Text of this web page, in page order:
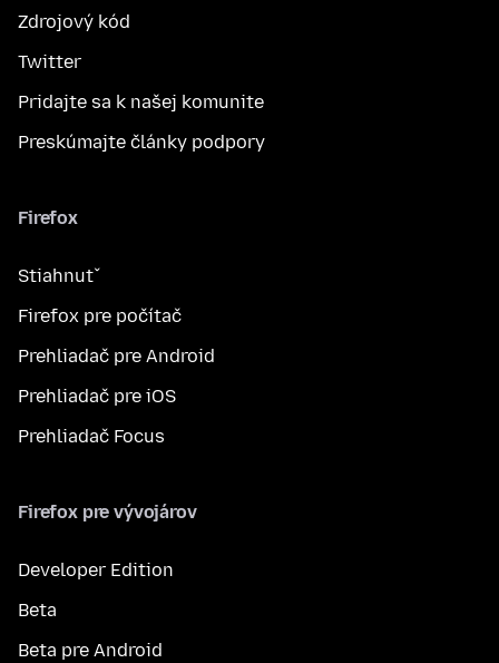
Zdrojový kód
Twitter
Pridajte sa k našej komunite
Preskúmajte články podpory
Firefox
Stiahnuť
Firefox pre počítač
Prehliadač pre Android
Prehliadač pre iOS
Prehliadač Focus
Firefox pre vývojárov
Developer Edition
Beta
Beta pre Android